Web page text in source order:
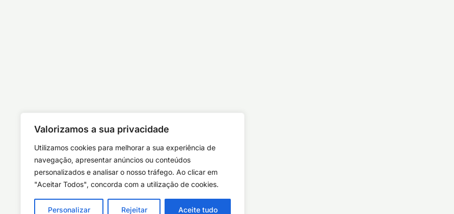
Valorizamos a sua privacidade
Utilizamos cookies para melhorar a sua experiência de
navegação, apresentar anúncios ou conteúdos
personalizados e analisar o nosso tráfego. Ao clicar em
"Aceitar Todos", concorda com a utilização de cookies.
Personalizar Rejeitar Aceite tudo